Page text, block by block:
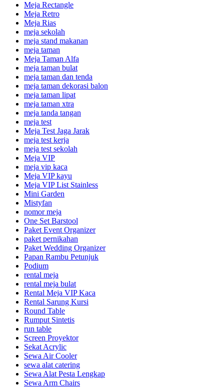
Meja Rectangle
Meja Retro
Meja Rias
meja sekolah
meja stand makanan
meja taman
Meja Taman Alfa
meja taman bulat
meja taman dan tenda
meja taman dekorasi balon
meja taman lipat
meja taman xtra
meja tanda tangan
meja test
Meja Test Jaga Jarak
meja test kerja
meja test sekolah
Meja VIP
meja vip kaca
Meja VIP kayu
Meja VIP List Stainless
Mini Garden
Mistyfan
nomor meja
One Set Barstool
Paket Event Organizer
paket pernikahan
Paket Wedding Organizer
Papan Rambu Petunjuk
Podium
rental meja
rental meja bulat
Rental Meja VIP Kaca
Rental Sarung Kursi
Round Table
Rumput Sintetis
run table
Screen Proyektor
Sekat Acrylic
Sewa Air Cooler
sewa alat catering
Sewa Alat Pesta Lengkap
Sewa Arm Chairs